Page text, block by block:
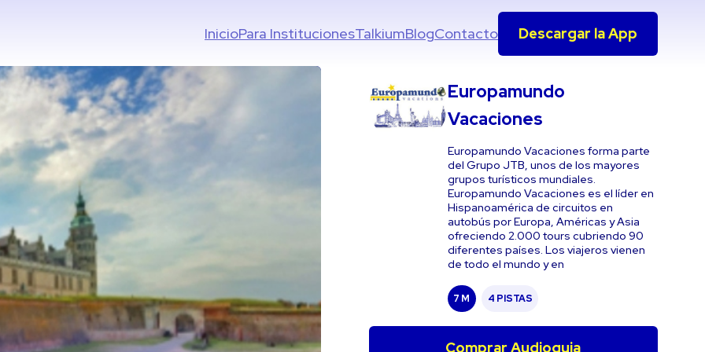
InicioPara InstitucionesTalkiumBlogContacto Descargar la App
Europamundo
Vacaciones
Europamundo Vacaciones forma parte
del Grupo JTB, unos de los mayores
grupos turísticos mundiales.
Europamundo Vacaciones es el líder en
Hispanoamérica de circuitos en
autobús por Europa, Américas y Asia
ofreciendo 2.000 tours cubriendo 90
diferentes países. Los viajeros vienen
de todo el mundo y en
7 M 4 PISTAS
Comprar Audioguia